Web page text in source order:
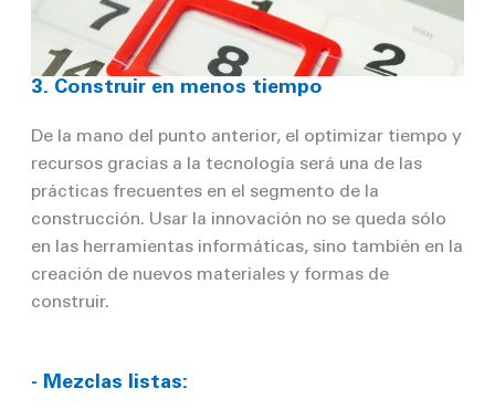
3. Construir en menos tiempo
De la mano del punto anterior, el optimizar tiempo y
recursos gracias a la tecnología será una de las
prácticas frecuentes en el segmento de la
construcción. Usar la innovación no se queda sólo
en las herramientas informáticas, sino también en la
creación de nuevos materiales y formas de
construir.
- Mezclas listas: